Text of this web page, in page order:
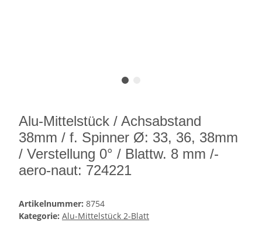
Alu-Mittelstück / Achsabstand
38mm / f. Spinner Ø: 33, 36, 38mm
/ Verstellung 0° / Blattw. 8 mm /-
aero-naut: 724221
Artikelnummer: 8754
Kategorie: Alu-Mittelstück 2-Blatt